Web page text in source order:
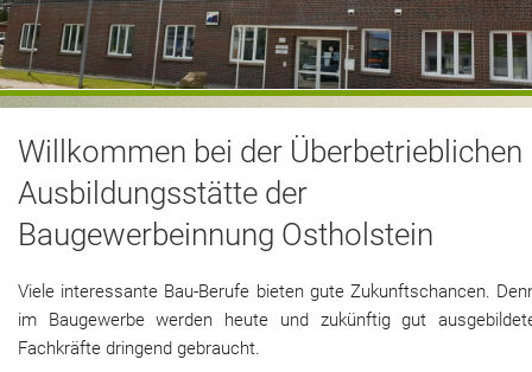
Ausbildung im Baugewerbe
Aktuelles
Termine
Innungsbetriebe
Willkommen bei der Überbetrieblichen
Ausbildungsstätte der
Baugewerbeinnung Ostholstein
Viele interessante Bau-Berufe bieten gute Zukunftschancen.
im Baugewerbe werden heute und zukünftig gut
Fachkräfte dringend gebraucht.